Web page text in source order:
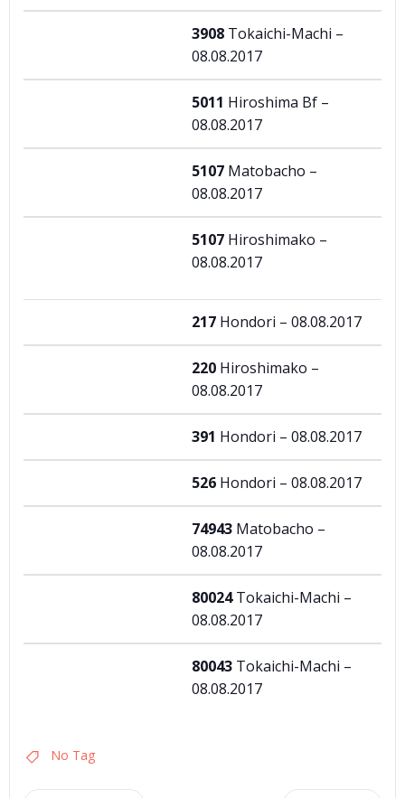
3908 Tokaichi-Machi –
08.08.2017
5011 Hiroshima Bf –
08.08.2017
5107 Matobacho –
08.08.2017
5107 Hiroshimako –
08.08.2017
217 Hondori – 08.08.2017
220 Hiroshimako –
08.08.2017
391 Hondori – 08.08.2017
526 Hondori – 08.08.2017
74943 Matobacho –
08.08.2017
80024Tokaichi-Machi –
08.08.2017
80043 Tokaichi-Machi –
08.08.2017
No Tag